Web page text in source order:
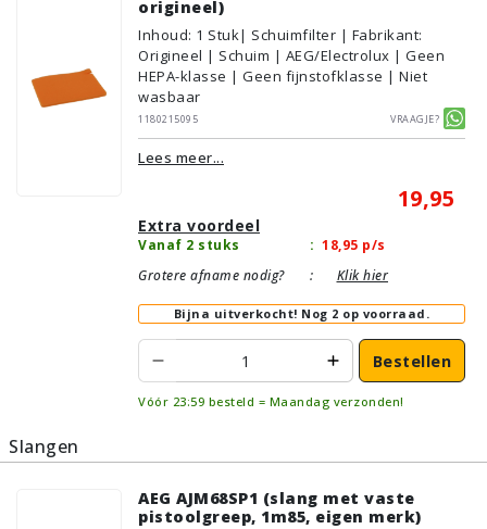
origineel)
Inhoud: 1 Stuk| Schuimfilter | Fabrikant:
Origineel | Schuim | AEG/Electrolux | Geen
HEPA-klasse | Geen fijnstofklasse | Niet
wasbaar
1180215095
Vraagje?
Lees meer...
19,95
Extra voordeel
Vanaf 2 stuks : 18,95 p/s
Grotere afname nodig?
: Klik hier
Bijna uitverkocht! Nog 2 op voorraad.
Bestellen
Vóór 23:59 besteld = Maandag verzonden!
Slangen
AEG AJM68SP1 (slang met vaste
pistoolgreep, 1m85, eigen merk)